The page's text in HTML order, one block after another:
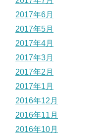
2017年6月
2017年5月
2017年4月
2017年3月
2017年2月
2017年1月
2016年12月
2016年11月
2016年10月